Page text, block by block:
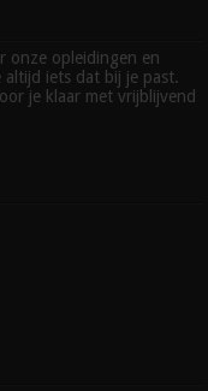
onze opleidingen en
iets dat bij je past.
je klaar met vrijblijvend